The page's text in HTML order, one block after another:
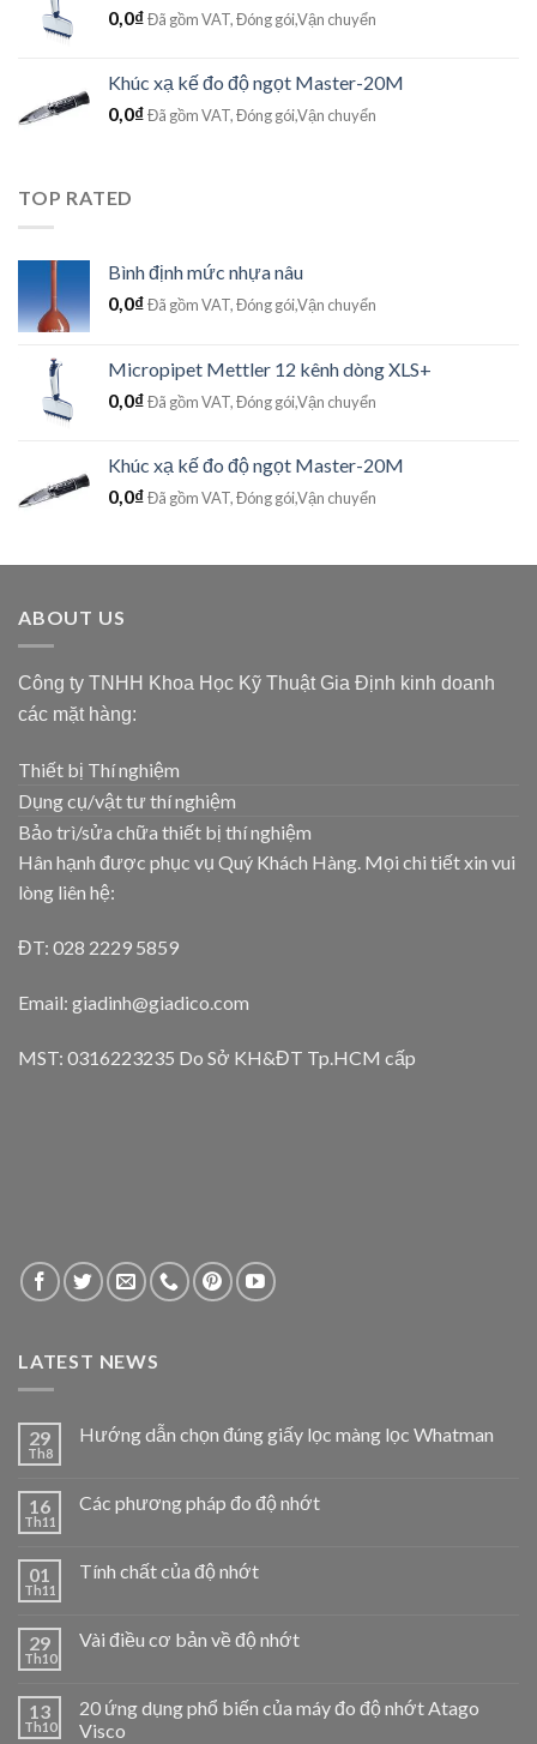
0,0₫Đã gồm VAT, Đóng gói,Vận chuyển
Khúc xạ kế đo độ ngọt Master-20M
0,0₫Đã gồm VAT, Đóng gói,Vận chuyển
TOP RATED
Bình định mức nhựa nâu
0,0₫Đã gồm VAT, Đóng gói,Vận chuyển
Micropipet Mettler 12 kênh dòng XLS+
0,0₫Đã gồm VAT, Đóng gói,Vận chuyển
Khúc xạ kế đo độ ngọt Master-20M
0,0₫Đã gồm VAT, Đóng gói,Vận chuyển
ABOUT US
Công ty TNHH Khoa Học Kỹ Thuật Gia Định kinh doanh
các mặt hàng:
Thiết bị Thí nghiệm
Dụng cụ/vật tư thí nghiệm
Bảo trì/sửa chữa thiết bị thí nghiệm
Hân hạnh được phục vụ Quý Khách Hàng. Mọi chi tiết xin vui
lòng liên hệ:
ĐT: 028 2229 5859
Email: giadinh@giadico.com
MST: 0316223235 Do Sở KH&ĐT Tp.HCM cấp
LATEST NEWS
29
Th8
Hướng dẫn chọn đúng giấy lọc màng lọc Whatman
16
Th11
Các phương pháp đo độ nhớt
01
Th11
Tính chất của độ nhớt
29
Th10
Vài điều cơ bản về độ nhớt
13
Th10
20 ứng dụng phổ biến của máy đo độ nhớt Atago
Visco